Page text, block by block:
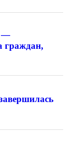
—
граждан,